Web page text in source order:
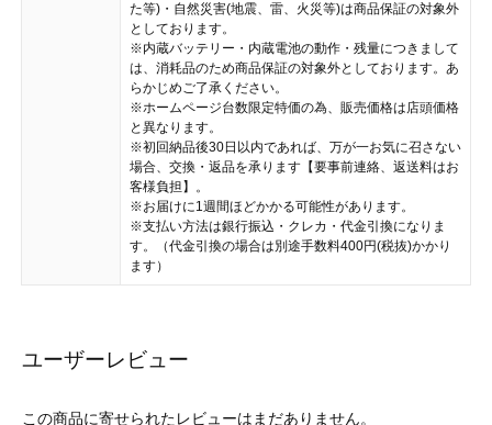
た等)・自然災害(地震、雷、火災等)は商品保証の対象外
としております。
※内蔵バッテリー・内蔵電池の動作・残量につきまして
は、消耗品のため商品保証の対象外としております。あ
らかじめご了承ください。
※ホームページ台数限定特価の為、販売価格は店頭価格
と異なります。
※初回納品後30日以内であれば、万が一お気に召さない
場合、交換・返品を承ります【要事前連絡、返送料はお
客様負担】。
※お届けに1週間ほどかかる可能性があります。
※支払い方法は銀行振込・クレカ・代金引換になりま
す。（代金引換の場合は別途手数料400円(税抜)かかり
ます）
ユーザーレビュー
この商品に寄せられたレビューはまだありません。